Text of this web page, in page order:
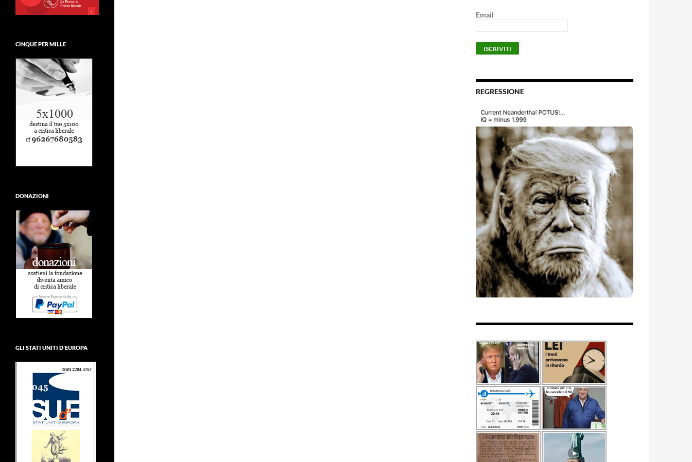
Email
REGRESSIONE
CINQUE PER MILLE
DONAZIONI
GLI STATI UNITI D’EUROPA